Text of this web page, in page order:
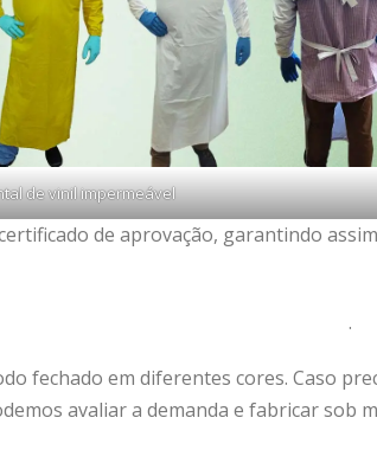
de vinil impermeável
de aprovação, garantindo
.
fechado em diferentes cores. Caso
avaliar a demanda e fabricar sob